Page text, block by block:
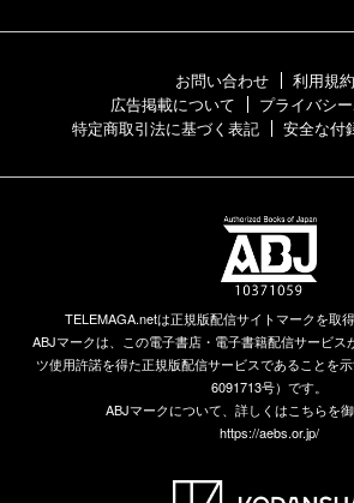
お問い合わせ
利用規約
広告掲載について
プライバシ
特定商取引法に基づく表記
安全な付
TELEMAGA.netは正規版配信サイトマークを取
ABJマークは、この電子書店・電子書籍配信サービス
ツ使用許諾を得た正規版配信サービスであることを
6091713号）です。
ABJマークについて、詳しくはこちらを御
https://aebs.or.jp/